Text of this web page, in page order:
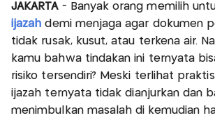
JAKARTA - Banyak orang memilih
ijazah demi menjaga agar dokumen
tidak rusak, kusut, atau terkena air.
kamu bahwa tindakan ini ternyata
risiko tersendiri? Meski terlihat
ijazah ternyata tidak dianjurkan dan
menimbulkan masalah di kemudian